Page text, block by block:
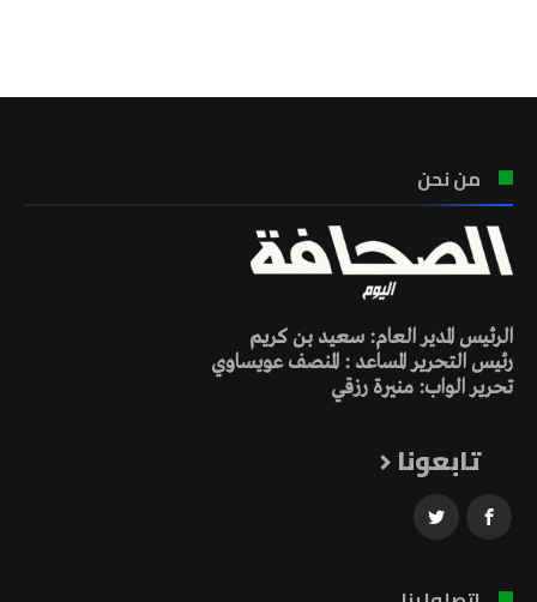
من نحن
الرئيس المدير العام: سعيد بن كريم
رئيس التحرير المساعد : المنصف عويساوي
تحرير الواب: منيرة رزقي
تابعونا